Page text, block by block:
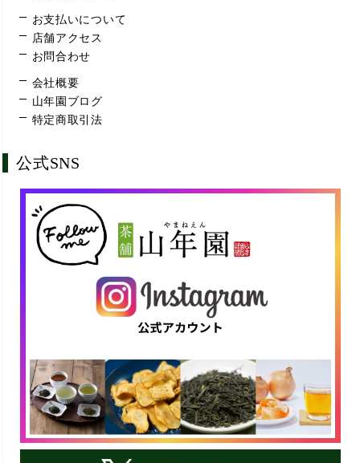
お支払いについて
店舗アクセス
お問合わせ
会社概要
山年園ブログ
特定商取引法
公式SNS